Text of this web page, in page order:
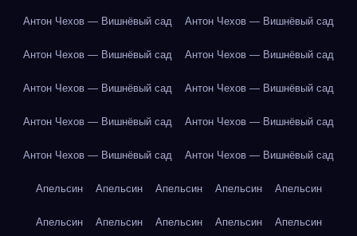
Антон Чехов — Вишнёвый сад Антон Чехов — Вишнёвый сад
Антон Чехов — Вишнёвый сад Антон Чехов — Вишнёвый сад
Антон Чехов — Вишнёвый сад Антон Чехов — Вишнёвый сад
Антон Чехов — Вишнёвый сад Антон Чехов — Вишнёвый сад
Антон Чехов — Вишнёвый сад Антон Чехов — Вишнёвый сад
Апельсин Апельсин Апельсин Апельсин Апельсин
Апельсин Апельсин Апельсин Апельсин Апельсин